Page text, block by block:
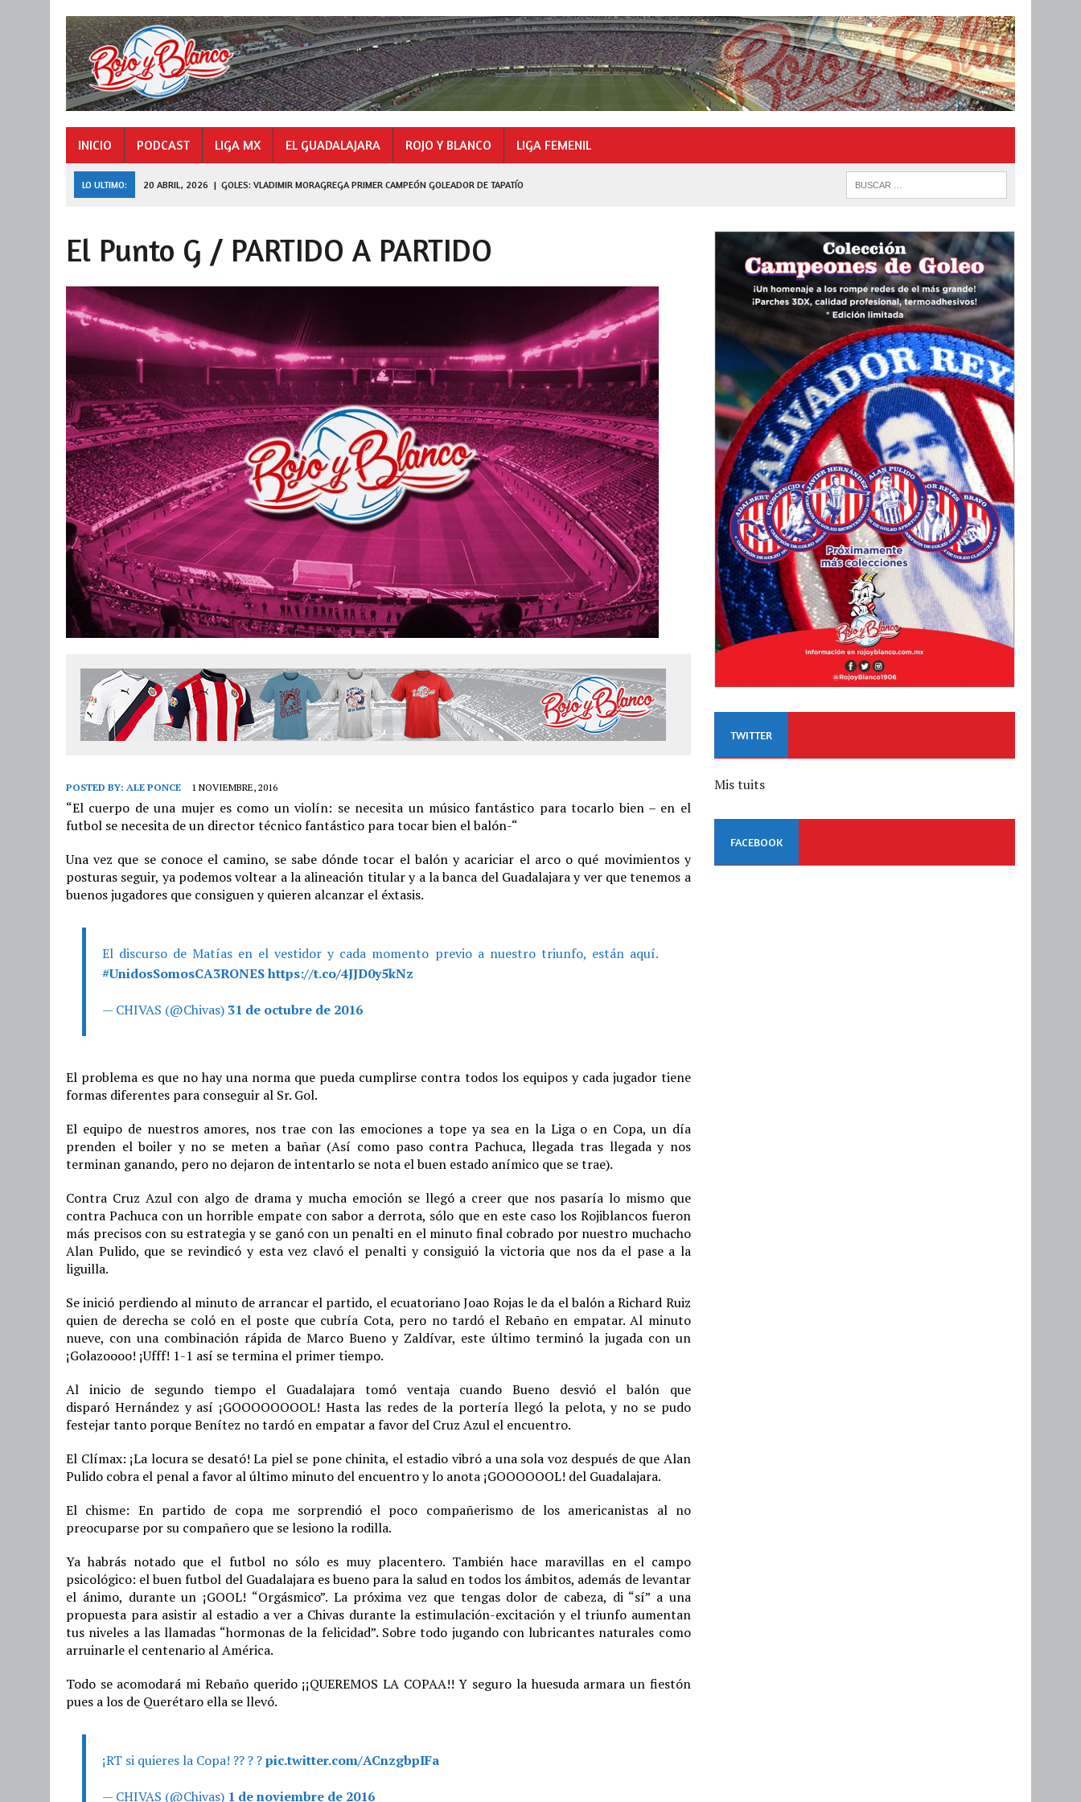
INICIO PODCAST LIGA MX EL GUADALAJARA ROJO Y BLANCO LIGA FEMENIL
LO ULTIMO: 20 ABRIL, 2026 | GOLES: VLADIMIR MORAGREGA PRIMER CAMPEÓN GOLEADOR DE TAPATÍO
27 JULIO, 2026 DE FERRAN A LEAGUES CUP
El Punto G / PARTIDO A PARTIDO
POSTED BY: ALE PONCE 1 NOVIEMBRE, 2016
“El cuerpo de una mujer es como un violín: se necesita un músico fantástico para tocarlo bien – en el
futbol se necesita de un director técnico fantástico para tocar bien el balón-“
Una vez que se conoce el camino, se sabe dónde tocar el balón y acariciar el arco o qué movimientos y
posturas seguir, ya podemos voltear a la alineación titular y a la banca del Guadalajara y ver que tenemos a
buenos jugadores que consiguen y quieren alcanzar el éxtasis.
El discurso de Matías en el vestidor y cada momento previo a nuestro triunfo, están aquí.
#UnidosSomosCA3RONEShttps://t.co/4JJD0y5kNz
— CHIVAS (@Chivas) 31 de octubre de 2016
El problema es que no hay una norma que pueda cumplirse contra todos los equipos y cada jugador tiene
formas diferentes para conseguir al Sr. Gol.
El equipo de nuestros amores, nos trae con las emociones a tope ya sea en la Liga o en Copa, un día
prenden el boiler y no se meten a bañar (Así como paso contra Pachuca, llegada tras llegada y nos
terminan ganando, pero no dejaron de intentarlo se nota el buen estado anímico que se trae).
Contra Cruz Azul con algo de drama y mucha emoción se llegó a creer que nos pasaría lo mismo que
contra Pachuca con un horrible empate con sabor a derrota, sólo que en este caso los Rojiblancos fueron
más precisos con su estrategia y se ganó con un penalti en el minuto final cobrado por nuestro muchacho
Alan Pulido, que se revindicó y esta vez clavó el penalti y consiguió la victoria que nos da el pase a la
liguilla.
Se inició perdiendo al minuto de arrancar el partido, el ecuatoriano Joao Rojas le da el balón a Richard Ruiz
quien de derecha se coló en el poste que cubría Cota, pero no tardó el Rebaño en empatar. Al minuto
nueve, con una combinación rápida de Marco Bueno y Zaldívar, este último terminó la jugada con un
¡Golazoooo! ¡Ufff! 1-1 así se termina el primer tiempo.
Al inicio de segundo tiempo el Guadalajara tomó ventaja cuando Bueno desvió el balón que
disparó Hernández y así ¡GOOOOOOOOL! Hasta las redes de la portería llegó la pelota, y no se pudo
festejar tanto porque Benítez no tardó en empatar a favor del Cruz Azul el encuentro.
El Clímax: ¡La locura se desató! La piel se pone chinita, el estadio vibró a una sola voz después de que Alan
Pulido cobra el penal a favor al último minuto del encuentro y lo anota ¡GOOOOOOL! del Guadalajara.
El chisme: En partido de copa me sorprendió el poco compañerismo de los americanistas al no
preocuparse por su compañero que se lesiono la rodilla.
Ya habrás notado que el futbol no sólo es muy placentero. También hace maravillas en el campo
psicológico: el buen futbol del Guadalajara es bueno para la salud en todos los ámbitos, además de levantar
el ánimo, durante un ¡GOOL! “Orgásmico”. La próxima vez que tengas dolor de cabeza, di “sí” a una
propuesta para asistir al estadio a ver a Chivas durante la estimulación-excitación y el triunfo aumentan
tus niveles a las llamadas “hormonas de la felicidad”. Sobre todo jugando con lubricantes naturales como
arruinarle el centenario al América.
Todo se acomodará mi Rebaño querido ¡¡QUEREMOS LA COPAA!! Y seguro la huesuda armara un fiestón
pues a los de Querétaro ella se llevó.
¡RT si quieres la Copa! ?? ? ?pic.twitter.com/ACnzgbpIFa
— CHIVAS (@Chivas) 1 de noviembre de 2016
TWITTER
Mis tuits
FACEBOOK